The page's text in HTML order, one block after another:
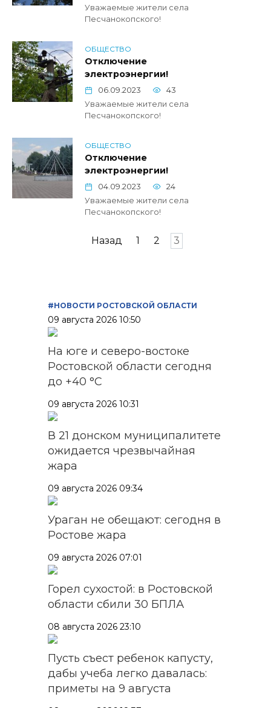
Уважаемые жители села
Песчанокопского!
ОБЩЕСТВО
Отключение
электроэнергии!
06.09.2023
43
Уважаемые жители села
Песчанокопского!
ОБЩЕСТВО
Отключение
электроэнергии!
04.09.2023
24
Уважаемые жители села
Песчанокопского!
Назад 1 2 3
#НОВОСТИ РОСТОВСКОЙ ОБЛАСТИ
09 августа 2026 10:50
На юге и северо-востоке
Ростовской области сегодня
до +40 °C
09 августа 2026 10:31
В 21 донском муниципалитете
ожидается чрезвычайная
жара
09 августа 2026 09:34
Ураган не обещают: сегодня в
Ростове жара
09 августа 2026 07:01
Горел сухостой: в Ростовской
области сбили 30 БПЛА
08 августа 2026 23:10
Пусть съест ребенок капусту,
дабы учеба легко давалась:
приметы на 9 августа